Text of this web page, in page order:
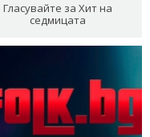
Гласувайте за Хит на
седмицата